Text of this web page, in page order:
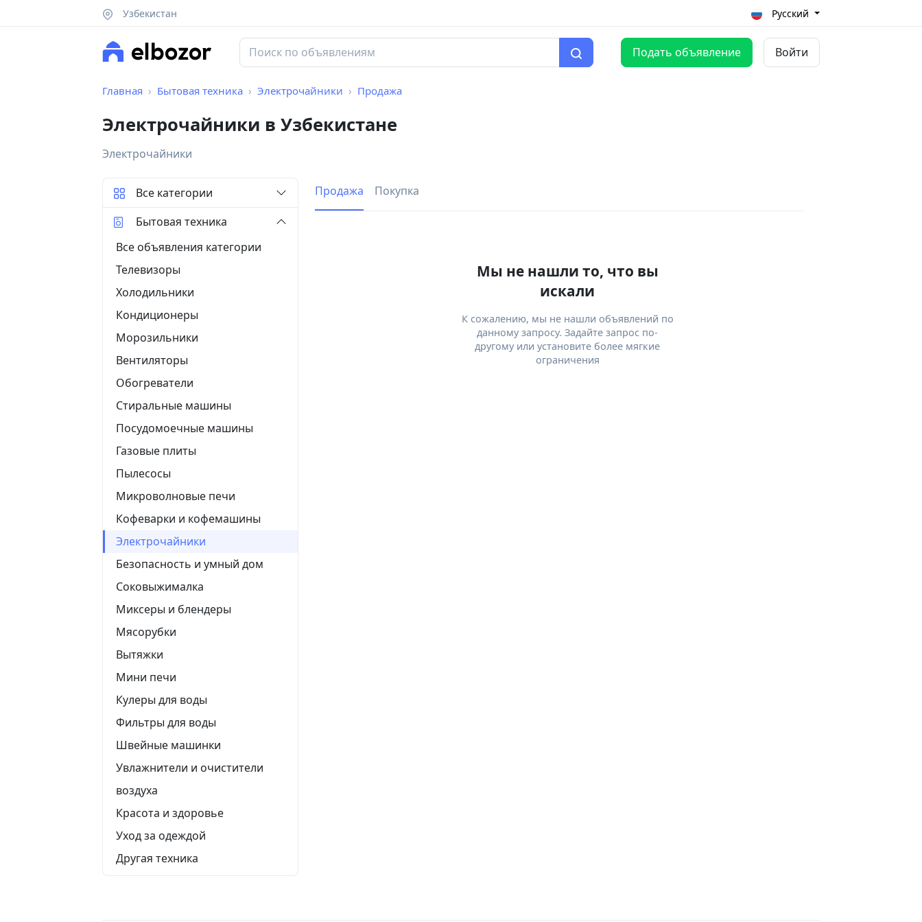
Узбекистан Русский
Подать объявление Войти
Главная Бытовая техника Электрочайники Продажа
Электрочайники в Узбекистане
Электрочайники
Продажа Покупка
Мы не нашли то, что вы
искали
К сожалению, мы не нашли объявлений по
данному запросу. Задайте запрос по-
другому или установите более мягкие
ограничения
Все категории
Бытовая техника
Все объявления категории
Телевизоры
Холодильники
Кондиционеры
Морозильники
Вентиляторы
Обогреватели
Стиральные машины
Посудомоечные машины
Газовые плиты
Пылесосы
Микроволновые печи
Кофеварки и кофемашины
Электрочайники
Безопасность и умный дом
Соковыжималка
Миксеры и блендеры
Мясорубки
Вытяжки
Мини печи
Кулеры для воды
Фильтры для воды
Швейные машинки
Увлажнители и очистители
воздуха
Красота и здоровье
Уход за одеждой
Другая техника